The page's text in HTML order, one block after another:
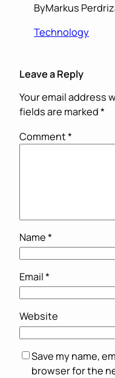
ByMarkus
Technology
Leave a Reply
Your email address
fields are marked*
Comment*
Name*
Email*
Website
Save my name,
browser for the